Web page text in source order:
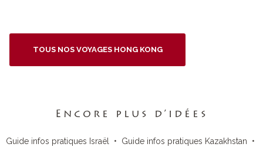
TOUS NOS VOYAGES HONG KONG
Encore plus d’idées
Guide infos pratiques Israël • Guide infos pratiques Kazakhstan •